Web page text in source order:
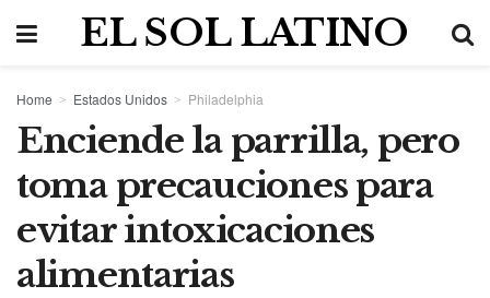
EL SOL LATINO
Home Estados Unidos Philadelphia
Enciende la parrilla, pero
toma precauciones para
evitar intoxicaciones
alimentarias